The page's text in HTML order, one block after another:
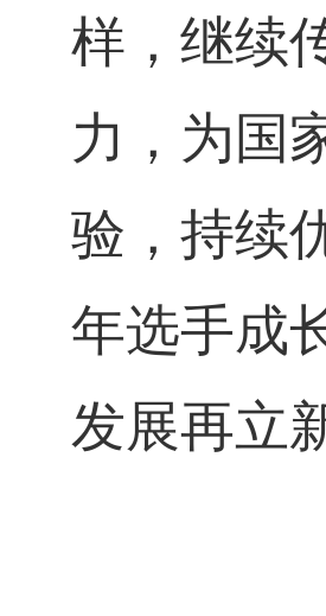
样，继续
力，为国
验，持续
年选手成
发展再立